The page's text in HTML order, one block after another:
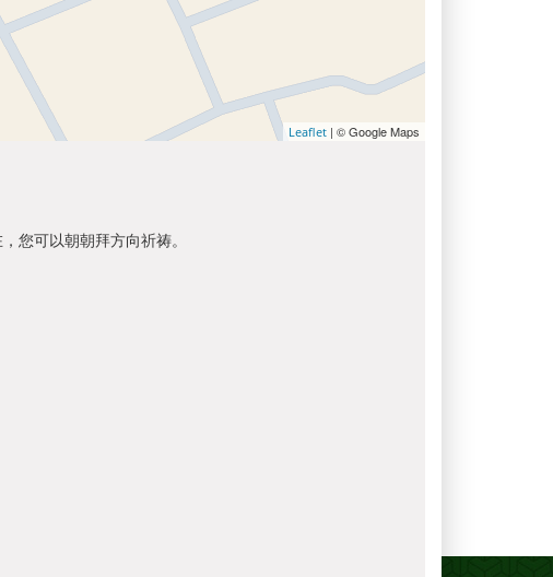
Leaflet | © Google Maps
您可以朝朝拜方向祈祷。